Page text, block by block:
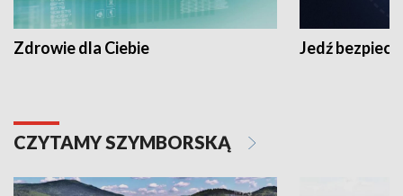
Zdrowie dla Ciebie Jedź
CZYTAMY SZYMBORSKĄ